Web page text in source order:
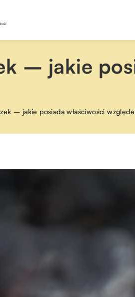
– jakie
– jakie posiada właściwości